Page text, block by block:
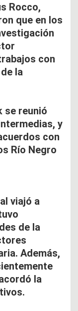
Rocco,
que en los
con
la
se reunió
y
con
Río Negro
viajó a
de la
Además,
la